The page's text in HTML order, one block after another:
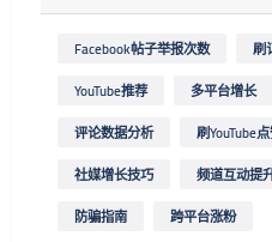
Facebook帖子举报次数 刷
YouTube推荐
多平台增长
评论数据分析
刷YouTube
社媒增长技巧
频道互动提
防骗指南
跨平台涨粉